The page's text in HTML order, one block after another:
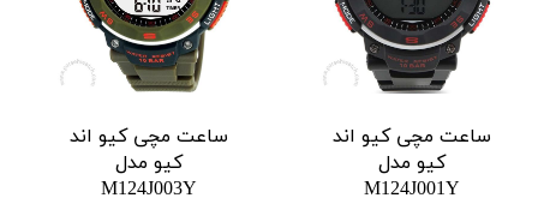
ساعت مچی کیو اند
کیو مدل
M124J001Y
ساعت مچی کیو اند
کیو مدل
M124J003Y